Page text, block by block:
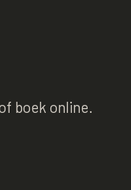
boek online.